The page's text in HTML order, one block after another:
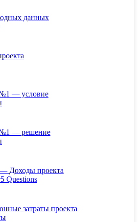
данных
— условие
№1 — решение
Доходы проекта
5 Questions
затраты проекта